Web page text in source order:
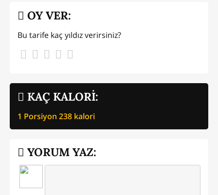
KAÇ KALORİ:
1 Porsiyon 238 kalori
OY VER:
Bu tarife kaç yıldız verirsiniz?
YORUM YAZ: